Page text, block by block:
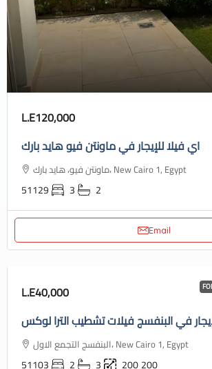
L.E120,000
اي فيلا للإيجار في ماونتن فيو هايد بارك
ماونتن فيو، هايد بارك، New Cairo 1, Egypt
51129 3 2
Email
L.E40,000
في البنفسج فيلات تشطيب الترا لوكس
البنفسج التجمع الاول، New Cairo 1, Egypt
51103 2 3 200200